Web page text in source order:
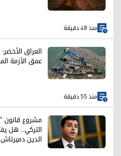
منذ 48 دقيقة
العراق
عمق الأزمة
منذ 55 دقيقة
مشروع قانون
التركي.. هل
الدين